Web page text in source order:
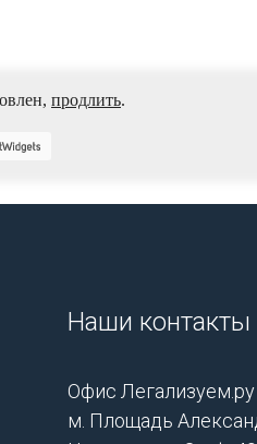
продлить.
Наши контакты
Офис
м. Площадь